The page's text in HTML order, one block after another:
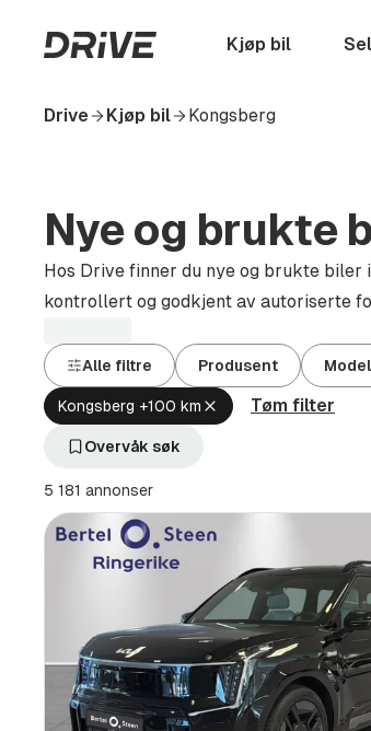
hovedinnhold
Startside Kjøp bil
Drive Kjøp bil Kongsberg
Nye og brukte
Hos Drive finner du nye og brukte biler
kontrollert og godkjent av autoriserte
Alle filtre Produsent
Kongsberg +100 km Fjern
aktivt
Tøm filter
Overvåk søk
5 181 annonser